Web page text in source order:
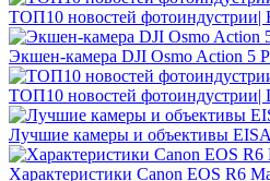
ТОП10 новостей фотоиндустрии|
Экшен-камера DJI Osmo Action 5
ТОП10 новостей фотоиндустрии|
Лучшие камеры и объективы
Характеристики Canon EOS R6